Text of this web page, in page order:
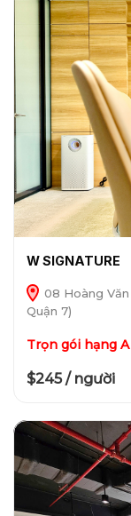
W SIGNATURE
08 Hoàng
Quận 7)
Trọn gói hạng A
$245 / người